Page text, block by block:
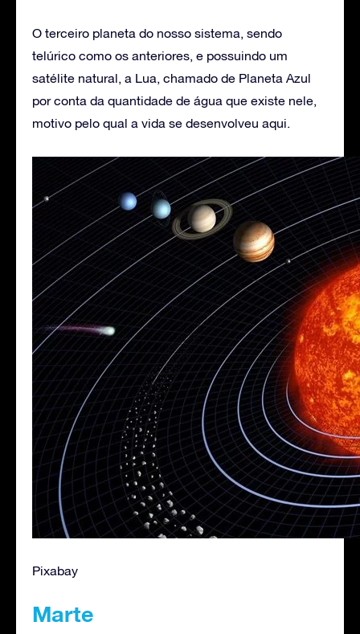
O terceiro planeta do nosso sistema, sendo
telúrico como os anteriores, e possuindo um
satélite natural, a Lua, chamado de Planeta Azul
por conta da quantidade de água que existe nele,
motivo pelo qual a vida se desenvolveu aqui.
Pixabay
Marte